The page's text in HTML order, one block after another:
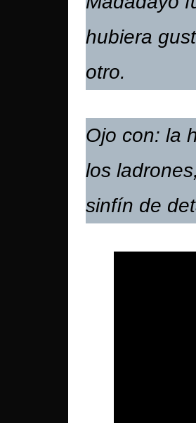
hubiera
otro.
Ojo con: la
los
sinfín de